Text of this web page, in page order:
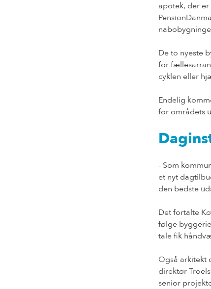
apotek, der
De to nyeste
for
cyklen eller
Endelig
for områdets
- Som
et nyt
den bedste
Det fortalte
følge
tale fik
Også arkitekt
direktør
senior